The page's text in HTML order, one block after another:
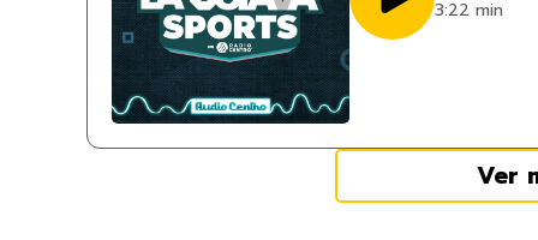
3:22 min
Ver